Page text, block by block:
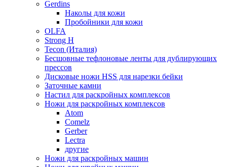
Gerdins
Наколы для кожи
Пробойники для кожи
OLFA
Strong H
Tecon (Италия)
Бесшовные тефлоновые ленты для дублирующих
прессов
Дисковые ножи HSS для нарезки бейки
Заточные камни
Настил для раскройных комплексов
Ножи для раскройных комплексов
Atom
Comelz
Gerber
Lectra
другие
Ножи для раскройных машин